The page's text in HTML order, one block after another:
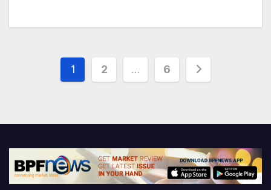
Posts
pagination
1 2 … 6